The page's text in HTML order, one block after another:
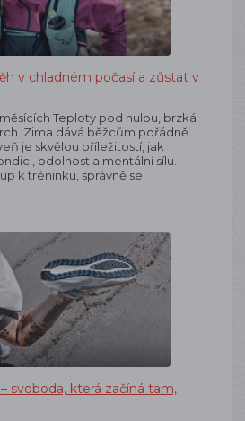
v chladném počasí a zůstat v
Teploty pod nulou, brzká
Zima dává běžcům pořádně
je skvělou příležitostí, jak
odolnost a mentální sílu.
k tréninku, správně se
svoboda, která začíná tam,